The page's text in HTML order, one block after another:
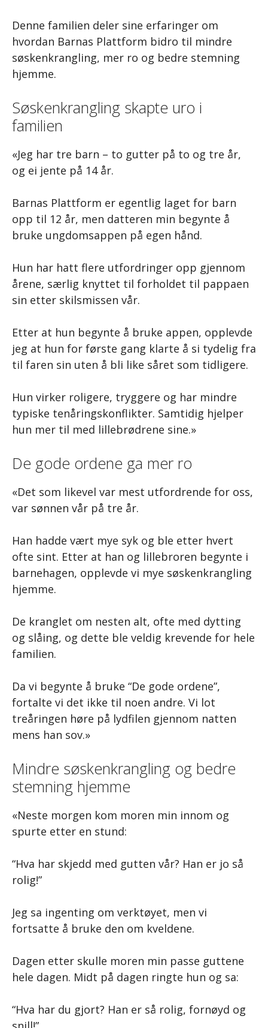
Denne familien deler sine erfaringer om
hvordan Barnas Plattform bidro til mindre
søskenkrangling, mer ro og bedre stemning
hjemme.
Søskenkrangling skapte uro i
familien
«Jeg har tre barn – to gutter på to og tre år,
og ei jente på 14 år.
Barnas Plattform er egentlig laget for barn
opp til 12 år, men datteren min begynte å
bruke ungdomsappen på egen hånd.
Hun har hatt flere utfordringer opp gjennom
årene, særlig knyttet til forholdet til pappaen
sin etter skilsmissen vår.
Etter at hun begynte å bruke appen, opplevde
jeg at hun for første gang klarte å si tydelig fra
til faren sin uten å bli like såret som tidligere.
Hun virker roligere, tryggere og har mindre
typiske tenåringskonflikter. Samtidig hjelper
hun mer til med lillebrødrene sine.»
De gode ordene ga mer ro
«Det som likevel var mest utfordrende for oss,
var sønnen vår på tre år.
Han hadde vært mye syk og ble etter hvert
ofte sint. Etter at han og lillebroren begynte i
barnehagen, opplevde vi mye søskenkrangling
hjemme.
De kranglet om nesten alt, ofte med dytting
og slåing, og dette ble veldig krevende for hele
familien.
Da vi begynte å bruke “De gode ordene”,
fortalte vi det ikke til noen andre. Vi lot
treåringen høre på lydfilen gjennom natten
mens han sov.»
Mindre søskenkrangling og bedre
stemning hjemme
«Neste morgen kom moren min innom og
spurte etter en stund:
“Hva har skjedd med gutten vår? Han er jo så
rolig!”
Jeg sa ingenting om verktøyet, men vi
fortsatte å bruke den om kveldene.
Dagen etter skulle moren min passe guttene
hele dagen. Midt på dagen ringte hun og sa:
“Hva har du gjort? Han er så rolig, fornøyd og